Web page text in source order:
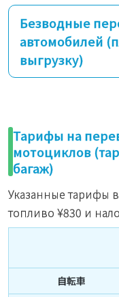
Безводные
автомобилей
выгрузку)
Тарифы на
мотоциклов
багаж)
Указанные тарифы
топливо ¥830 и
自転車